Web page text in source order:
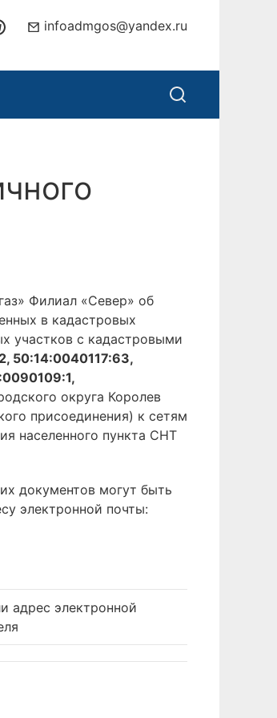
infoadmgos@yandex.ru
Филиал «Север» об
в кадастровых
участков с кадастровыми
50:14:0040117:63,
округа Королев
присоединения) к сетям
населенного пункта СНТ
документов могут быть
электронной почты:
адрес электронной